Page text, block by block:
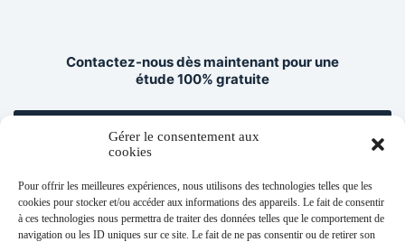
Gérer le consentement aux
cookies
Pour offrir les meilleures expériences, nous utilisons des technologies telles que les
cookies pour stocker et/ou accéder aux informations des appareils. Le fait de consentir
à ces technologies nous permettra de traiter des données telles que le comportement de
navigation ou les ID uniques sur ce site. Le fait de ne pas consentir ou de retirer son
Contactez-nous dès maintenant pour une
étude 100% gratuite
Demande de projet serres en tiers